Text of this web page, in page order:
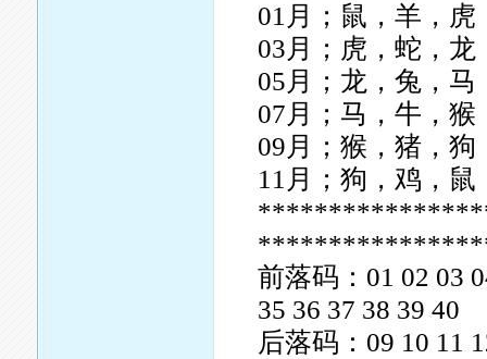
01月；鼠，羊，虎
03月；虎，蛇，龙
05月；龙，兔，
07月；马，牛，
09月；猴，猪，
11月；狗，鸡，
前落码：01 02 03
35 36 37 38 39 40
后落码：09 10 11